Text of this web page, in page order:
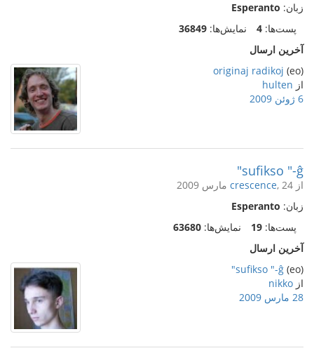
زبان: Esperanto
پست‌ها: 4 نمایش‌ها: 36849
آخرین ارسال
(eo)
originaj radikoj
از hulten
6 ژوئن 2009
sufikso "-ĝ"
از crescence, 24 مارس 2009
زبان: Esperanto
پست‌ها: 19 نمایش‌ها: 63680
آخرین ارسال
(eo)
sufikso "-ĝ"
از nikko
28 مارس 2009